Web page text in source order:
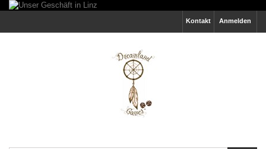
Anmelden
Kontakt